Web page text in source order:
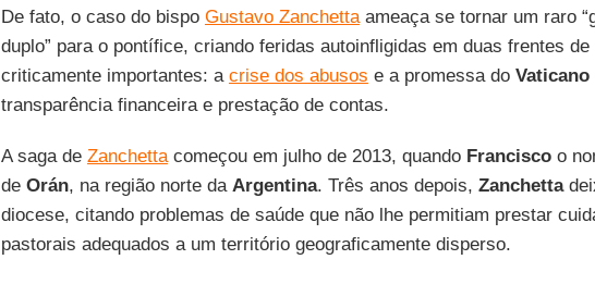
De fato, o caso do bispo Gustavo Zanchettaameaça se tornar um raro
duplo” para o pontífice, criando feridas autoinfligidas em duas frentes de
criticamente importantes: a crise dos abusos e a promessa do Vaticano
transparência financeira e prestação de contas.
A saga de Zanchettacomeçou em julho de 2013, quando Franciscoo
de Orán, na região norte da Argentina. Três anos depois, Zanchetta
diocese, citando problemas de saúde que não lhe permitiam prestar
pastorais adequados a um território geograficamente disperso.